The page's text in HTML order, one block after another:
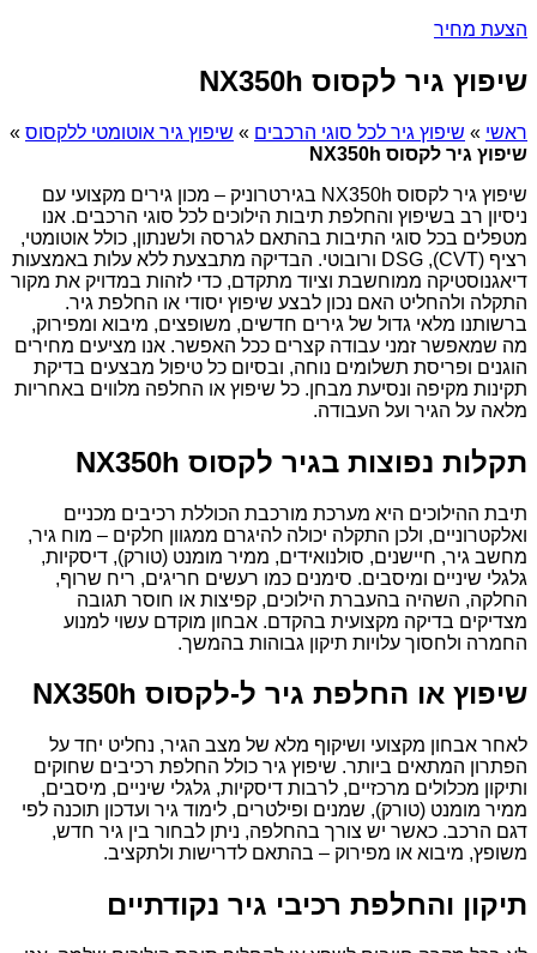
הצעת מחיר
שיפוץ גיר לקסוס NX350h
ראשי » שיפוץ גיר לכל סוגי הרכבים » שיפוץ גיר אוטומטי ללקסוס »
שיפוץ גיר לקסוס NX350h
שיפוץ גיר לקסוס NX350h בגירטרוניק – מכון גירים מקצועי עם
ניסיון רב בשיפוץ והחלפת תיבות הילוכים לכל סוגי הרכבים. אנו
מטפלים בכל סוגי התיבות בהתאם לגרסה ולשנתון, כולל אוטומטי,
רציף (CVT), DSG ורובוטי. הבדיקה מתבצעת ללא עלות באמצעות
דיאגנוסטיקה ממוחשבת וציוד מתקדם, כדי לזהות במדויק את מקור
התקלה ולהחליט האם נכון לבצע שיפוץ יסודי או החלפת גיר.
ברשותנו מלאי גדול של גירים חדשים, משופצים, מיבוא ומפירוק,
מה שמאפשר זמני עבודה קצרים ככל האפשר. אנו מציעים מחירים
הוגנים ופריסת תשלומים נוחה, ובסיום כל טיפול מבצעים בדיקת
תקינות מקיפה ונסיעת מבחן. כל שיפוץ או החלפה מלווים באחריות
מלאה על הגיר ועל העבודה.
תקלות נפוצות בגיר לקסוס NX350h
תיבת ההילוכים היא מערכת מורכבת הכוללת רכיבים מכניים
ואלקטרוניים, ולכן התקלה יכולה להיגרם ממגוון חלקים – מוח גיר,
מחשב גיר, חיישנים, סולנואידים, ממיר מומנט (טורק), דיסקיות,
גלגלי שיניים ומיסבים. סימנים כמו רעשים חריגים, ריח שרוף,
החלקה, השהיה בהעברת הילוכים, קפיצות או חוסר תגובה
מצדיקים בדיקה מקצועית בהקדם. אבחון מוקדם עשוי למנוע
החמרה ולחסוך עלויות תיקון גבוהות בהמשך.
שיפוץ או החלפת גיר ל-לקסוס NX350h
לאחר אבחון מקצועי ושיקוף מלא של מצב הגיר, נחליט יחד על
הפתרון המתאים ביותר. שיפוץ גיר כולל החלפת רכיבים שחוקים
ותיקון מכלולים מרכזיים, לרבות דיסקיות, גלגלי שיניים, מיסבים,
ממיר מומנט (טורק), שמנים ופילטרים, לימוד גיר ועדכון תוכנה לפי
דגם הרכב. כאשר יש צורך בהחלפה, ניתן לבחור בין גיר חדש,
משופץ, מיבוא או מפירוק – בהתאם לדרישות ולתקציב.
תיקון והחלפת רכיבי גיר נקודתיים